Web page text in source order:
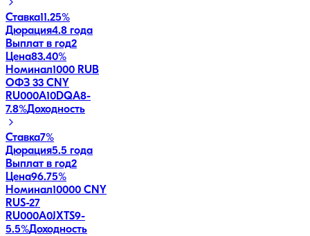
Ставка11.25%
Дюрация4.8 года
Выплат в год2
Цена83.40%
Номинал1000 RUB
ОФЗ 33 CNY
RU000A10DQA8-
7.8%Доходность
Ставка7%
Дюрация5.5 года
Выплат в год2
Цена96.75%
Номинал10000 CNY
RUS-27
RU000A0JXTS9-
5.5%Доходность